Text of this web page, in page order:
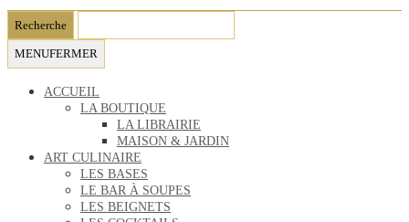
MENUFERMER
ACCUEIL
LA BOUTIQUE
LA LIBRAIRIE
MAISON & JARDIN
ART CULINAIRE
LES BASES
LE BAR À SOUPES
LES BEIGNETS